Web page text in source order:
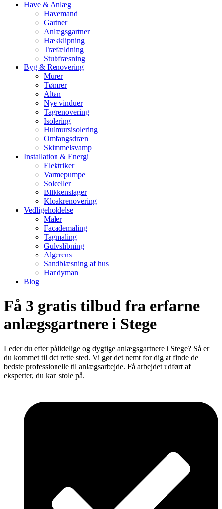
Have & Anlæg
Havemand
Gartner
Anlægsgartner
Hækklipning
Træfældning
Stubfræsning
Byg & Renovering
Murer
Tømrer
Altan
Nye vinduer
Tagrenovering
Isolering
Hulmursisolering
Omfangsdræn
Skimmelsvamp
Installation & Energi
Elektriker
Varmepumpe
Solceller
Blikkenslager
Kloakrenovering
Vedligeholdelse
Maler
Facademaling
Tagmaling
Gulvslibning
Algerens
Sandblæsning af hus
Handyman
Blog
Få 3 gratis tilbud fra erfarne
anlægsgartnere i Stege
Leder du efter pålidelige og dygtige anlægsgartnere i Stege? Så er
du kommet til det rette sted. Vi gør det nemt for dig at finde de
bedste professionelle til anlægsarbejde. Få arbejdet udført af
eksperter, du kan stole på.